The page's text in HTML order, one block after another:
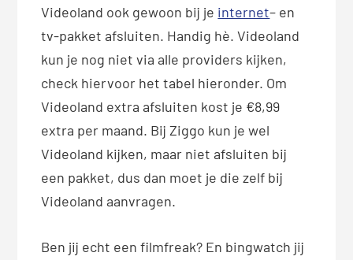
Videoland ook gewoon bij je internet– en
tv-pakket afsluiten. Handig hè. Videoland
kun je nog niet via alle providers kijken,
check hiervoor het tabel hieronder. Om
Videoland extra afsluiten kost je €8,99
extra per maand. Bij Ziggo kun je wel
Videoland kijken, maar niet afsluiten bij
een pakket, dus dan moet je die zelf bij
Videoland aanvragen.
Ben jij echt een filmfreak? En bingwatch jij